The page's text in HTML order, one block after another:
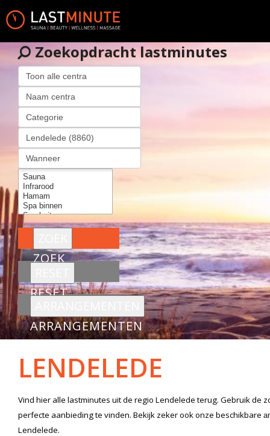
Zoekopdracht lastminutes
ZOEK
RESET
ARRANGEMENTEN
LENDELEDE
Vind hier alle lastminutes uit de regio Lendeledeterug. Gebruik de
perfecte aanbieding te vinden. Bekijk zeker ook onze beschikbare
Lendelede.